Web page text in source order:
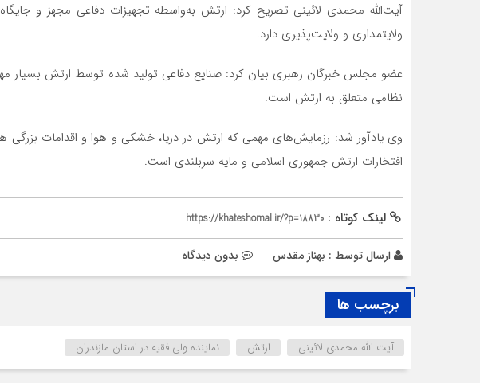
آیت‌الله محمدی لائینی تصریح کرد: ارتش به‌واسطه تجهیزات دفاعی مجهز و
ولایتمداری و ولایت‌پذیری دارد.
عضو مجلس خبرگان رهبری بیان کرد: صنایع دفاعی تولید شده توسط ارتش بسیار
نظامی متعلق به ارتش است.
افتخارات ارتش جمهوری اسلامی و مایه سربلندی است.
لینک کوتاه : https://khateshomal.ir/?p=18830
ارسال توسط : بهناز مقدس بدون دیدگاه
برچسب ها
آیت الله محمدی لائینی ارتش نماینده ولی فقیه در استان مازندران